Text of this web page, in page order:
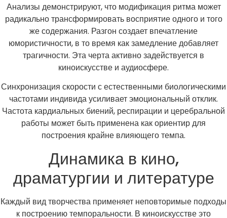
Анализы демонстрируют, что модификация ритма может
радикально трансформировать восприятие одного и того
же содержания. Разгон создает впечатление
юмористичности, в то время как замедление добавляет
трагичности. Эта черта активно задействуется в
киноискусстве и аудиосфере.
Синхронизация скорости с естественными биологическими
частотами индивида усиливает эмоциональный отклик.
Частота кардиальных биений, респирации и церебральной
работы может быть применена как ориентир для
построения крайне влияющего темпа.
Динамика в кино,
драматургии и литературе
Каждый вид творчества применяет неповторимые подходы
к построению темпоральности. В киноискусстве это